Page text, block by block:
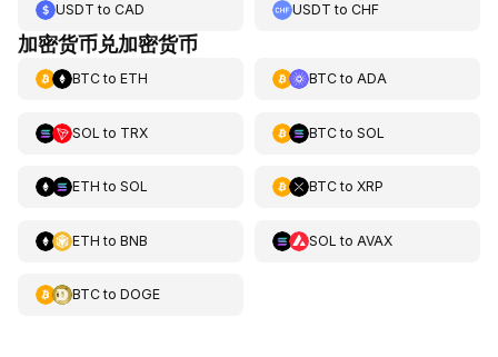
USDT to CAD USDT toCHF
加密货币兑加密货币
BTCto ETH BTCto ADA
SOL to TRX BTCto SOL
ETH to SOL BTCto XRP
ETH to BNB SOL to AVAX
BTCto DOGE